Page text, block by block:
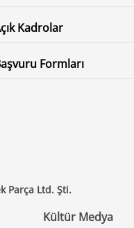
Kadrolar
Formları
Parça Ltd. Şti.
Kültür Medya